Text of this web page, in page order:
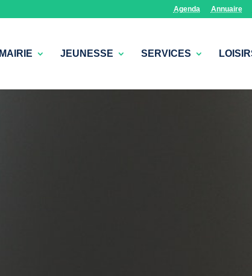
Agenda Annuaire
MAIRIE JEUNESSE SERVICES